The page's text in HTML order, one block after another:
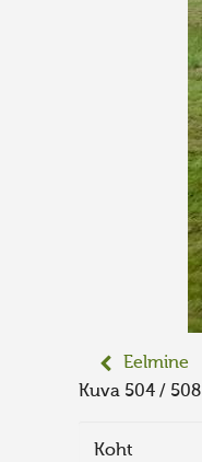
Eelmine
Kuva 504 / 508
Koht